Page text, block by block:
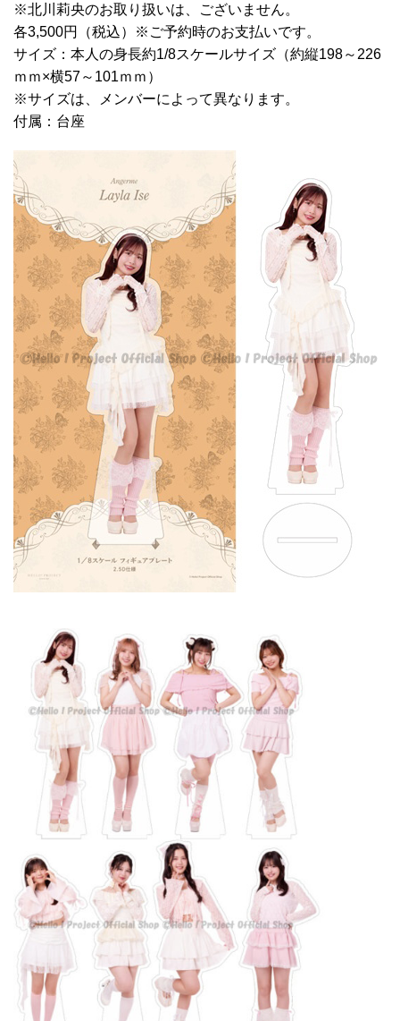
※北川莉央のお取り扱いは、ございません。
各3,500円（税込）※ご予約時のお支払いです。
サイズ：本人の身長約1/8スケールサイズ（約縦198～226
ｍｍ×横57～101ｍｍ）
※サイズは、メンバーによって異なります。
付属：台座